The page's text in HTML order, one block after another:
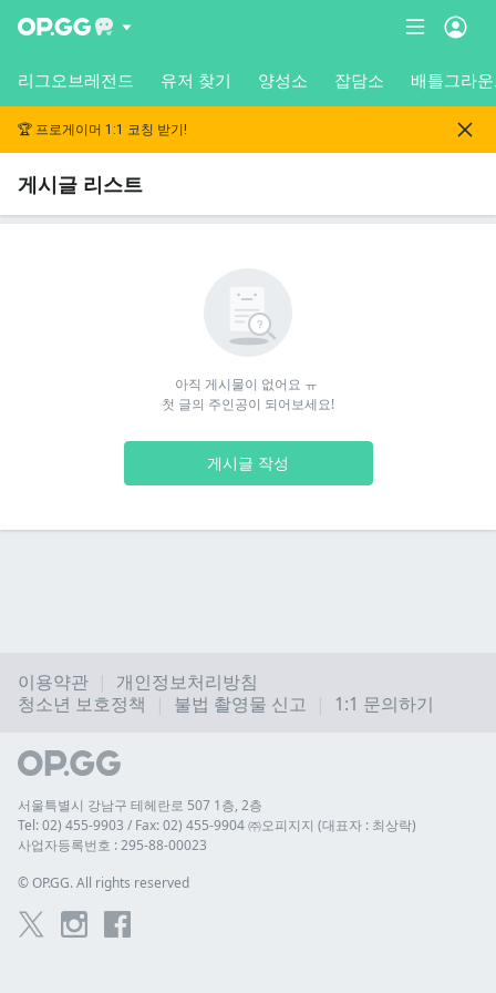
리그오브레전드 유저 찾기 양성소 잡담소 배틀그라
🏆 프로게이머 1:1 코칭 받기!
게시글 리스트
아직 게시물이 없어요 ㅠ
첫 글의 주인공이 되어보세요!
게시글 작성
이용약관
개인정보처리방침
청소년 보호정책
불법 촬영물 신고 1:1 문의하기
서울특별시 강남구 테헤란로 507 1층, 2층
Tel: 02) 455-9903 / Fax: 02) 455-9904 ㈜오피지지 (대표자 : 최상락)
사업자등록번호 : 295-88-00023
© OP.GG. All rights reserved